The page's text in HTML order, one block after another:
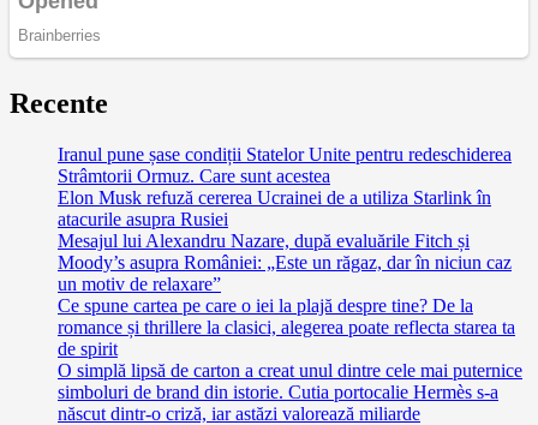
Recente
Iranul pune șase condiții Statelor Unite pentru redeschiderea
Strâmtorii Ormuz. Care sunt acestea
Elon Musk refuză cererea Ucrainei de a utiliza Starlink în
atacurile asupra Rusiei
Mesajul lui Alexandru Nazare, după evaluările Fitch și
Moody’s asupra României: „Este un răgaz, dar în niciun caz
un motiv de relaxare”
Ce spune cartea pe care o iei la plajă despre tine? De la
romance și thrillere la clasici, alegerea poate reflecta starea ta
de spirit
O simplă lipsă de carton a creat unul dintre cele mai puternice
simboluri de brand din istorie. Cutia portocalie Hermès s-a
născut dintr-o criză, iar astăzi valorează miliarde